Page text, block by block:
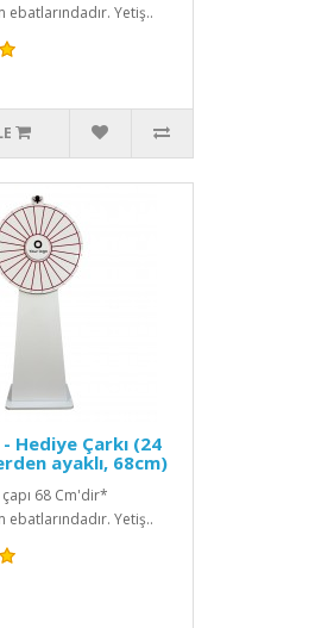
ebatlarındadır. Yetiş..
Hediye Çarkı (24
ayaklı, 68cm)
68 Cm'dir*
ebatlarındadır. Yetiş..